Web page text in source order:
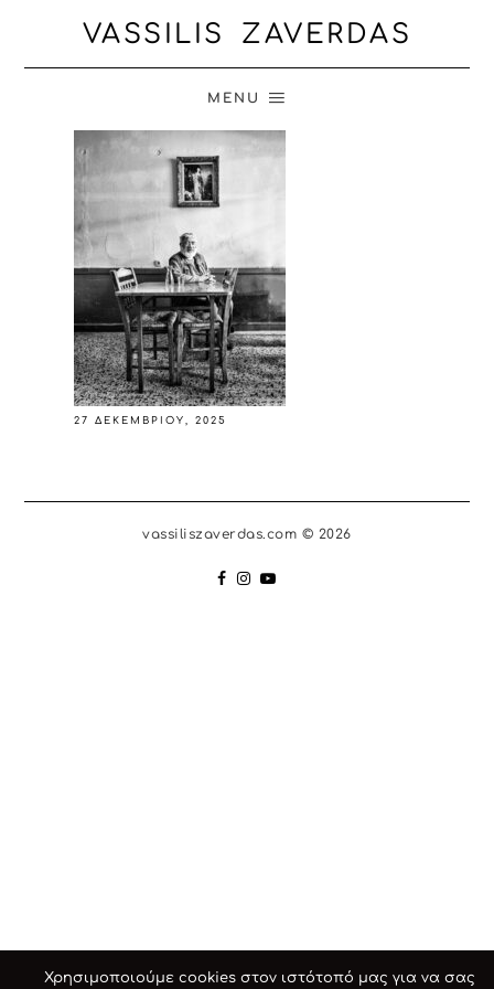
VASSILIS ZAVERDAS
MENU
27 ΔΕΚΕΜΒΡΊΟΥ, 2025
vassiliszaverdas.com © 2026
Χρησιμοποιούμε cookies στον ιστότοπό μας για να σας